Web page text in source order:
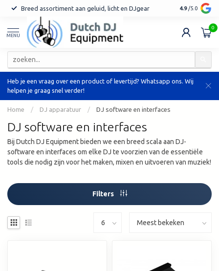
Breed assortiment aan geluid, licht en DJgear Tot 7 jaar
4.9 /5.0
MENU
0
Heb je een vraag over een product of levertijd? Whatsapp ons. Wij
helpen je graag snel verder!
Home / DJ apparatuur / DJ software en interfaces
DJ software en interfaces
Bij Dutch DJ Equipment bieden we een breed scala aan DJ-
software en interfaces om elke DJ te voorzien van de essentiële
tools die nodig zijn voor het maken, mixen en uitvoeren van muziek!
Filters